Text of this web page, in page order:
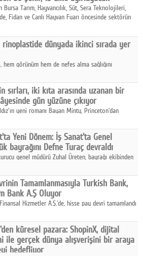
Bursa Tarım, Hayvancılık, Süt, Sera Teknolojileri,
Fidan ve Canlı Hayvan Fuarı öncesinde sektörün
rinoplastide dünyada ikinci sırada yer
hem görünüm hem de nefes alma sağlığını
sırları, iki kıta arasında uzanan bir
gün yüzüne çıkıyor
yeni romanı Bayan Minty, Princeton'dan
aile hikâyesi anlatıyor.
Yeni Dönem: İş Sanat'ta Genel
bayrağını Defne Turaç devraldı
genel müdürü Zuhal Üreten, bayrağı ekibinden
Tamamlanmasıyla Turkish Bank,
Bank A.Ş Oluyor
Hizmetler A.Ş.'de, hisse pay devri tamamlandı
ticaret unvanının “Freedom Bank A.Ş.” olmasına
küresel pazara: ShopinX, dijital
ile gerçek dünya alışverişini bir araya
hedefliyor